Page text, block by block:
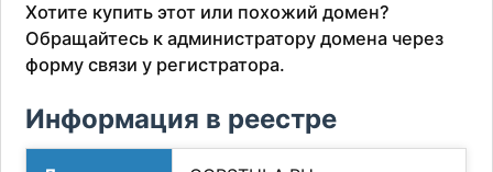
Хотите купить этот или похожий домен?
Обращайтесь к администратору домена через
форму связи у регистратора.
Информация в реестре